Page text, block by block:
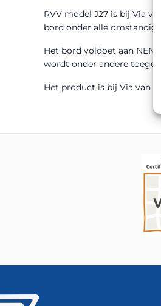
RVV model J27 is bij Via
bord onder alle
Het bord voldoet aan NEN
wordt onder andere
Het product is bij Via van